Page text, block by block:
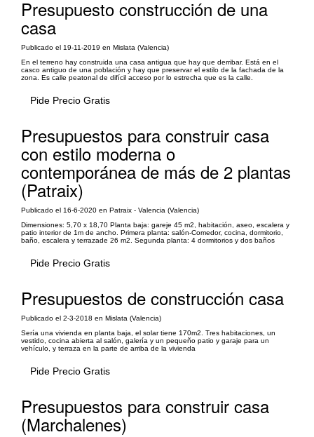
Presupuesto construcción de una
casa
Publicado el 19-11-2019 en Mislata (Valencia)
En el terreno hay construida una casa antigua que hay que derribar. Está en el
casco antiguo de una población y hay que preservar el estilo de la fachada de la
zona. Es calle peatonal de difícil acceso por lo estrecha que es la calle.
Pide Precio Gratis
Presupuestos para construir casa
con estilo moderna o
contemporánea de más de 2 plantas
(Patraix)
Publicado el 16-6-2020 en Patraix - Valencia (Valencia)
Dimensiones: 5,70 x 18,70 Planta baja: gareje 45 m2, habitación, aseo, escalera y
patio interior de 1m de ancho. Primera planta: salón-Comedor, cocina, dormitorio,
baño, escalera y terrazade 26 m2. Segunda planta: 4 dormitorios y dos baños
Pide Precio Gratis
Presupuestos de construcción casa
Publicado el 2-3-2018 en Mislata (Valencia)
Sería una vivienda en planta baja, el solar tiene 170m2. Tres habitaciones, un
vestido, cocina abierta al salón, galería y un pequeño patio y garaje para un
vehículo, y terraza en la parte de arriba de la vivienda
Pide Precio Gratis
Presupuestos para construir casa
(Marchalenes)